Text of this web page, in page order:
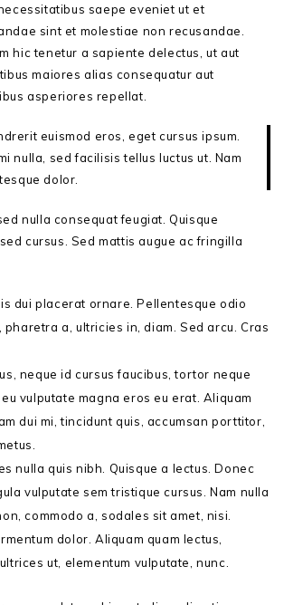
saepe eveniet ut et
sint et molestiae non recusandae.
hic tenetur a sapiente delectus, ut aut
maiores alias consequatur aut
asperiores repellat.
euismod eros, eget cursus ipsum.
nulla, sed facilisis tellus luctus ut. Nam
dolor.
nulla consequat feugiat. Quisque
cursus. Sed mattis augue ac fringilla
dui placerat ornare. Pellentesque odio
pharetra a, ultricies in, diam. Sed arcu. Cras
neque id cursus faucibus, tortor neque
vulputate magna eros eu erat. Aliquam
dui mi, tincidunt quis, accumsan porttitor,
nulla quis nibh. Quisque a lectus. Donec
vulputate sem tristique cursus. Nam nulla
commodo a, sodales sit amet, nisi.
dolor. Aliquam quam lectus,
ut, elementum vulputate, nunc.